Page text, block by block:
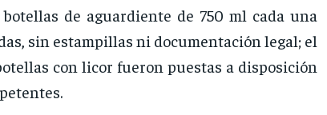
de aguardiente de 750 ml cada una
sin estampillas ni documentación legal; el
con licor fueron puestas a disposición